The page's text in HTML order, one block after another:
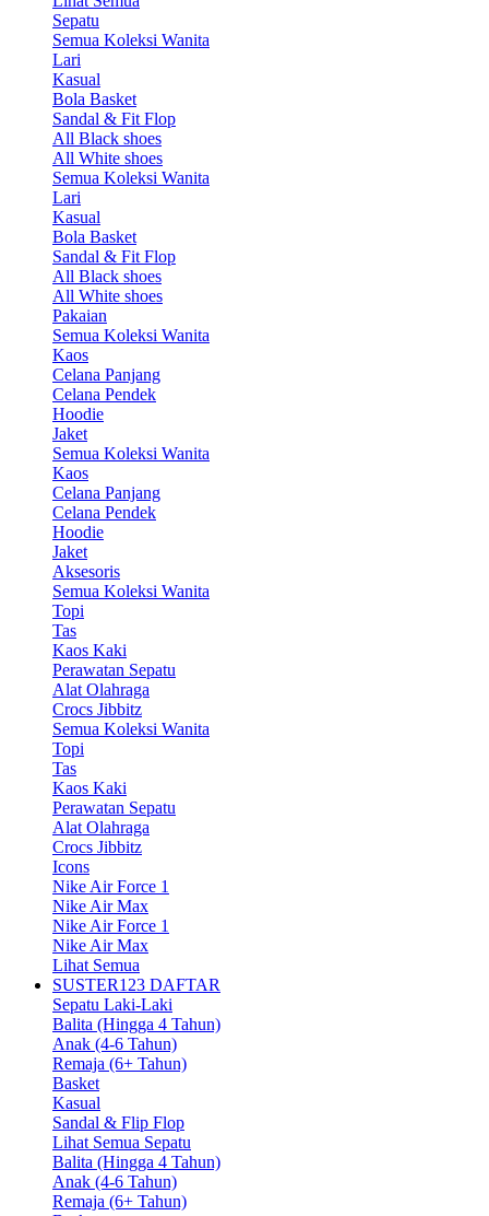
Sepatu
Semua Koleksi Wanita
Lari
Kasual
Bola Basket
Sandal & Fit Flop
All Black shoes
All White shoes
Semua Koleksi Wanita
Lari
Kasual
Bola Basket
Sandal & Fit Flop
All Black shoes
All White shoes
Pakaian
Semua Koleksi Wanita
Kaos
Celana Panjang
Celana Pendek
Hoodie
Jaket
Semua Koleksi Wanita
Kaos
Celana Panjang
Celana Pendek
Hoodie
Jaket
Aksesoris
Semua Koleksi Wanita
Topi
Tas
Kaos Kaki
Perawatan Sepatu
Alat Olahraga
Crocs Jibbitz
Semua Koleksi Wanita
Topi
Tas
Kaos Kaki
Perawatan Sepatu
Alat Olahraga
Crocs Jibbitz
Icons
Nike Air Force 1
Nike Air Max
Nike Air Force 1
Nike Air Max
Lihat Semua
SUSTER123 DAFTAR
Sepatu Laki-Laki
Balita (Hingga 4 Tahun)
Anak (4-6 Tahun)
Remaja (6+ Tahun)
Basket
Kasual
Sandal & Flip Flop
Lihat Semua Sepatu
Balita (Hingga 4 Tahun)
Anak (4-6 Tahun)
Remaja (6+ Tahun)